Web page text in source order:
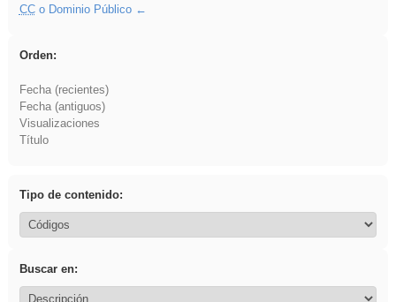
CCo Dominio Público
Orden:
Fecha (recientes)
Fecha (antiguos)
Visualizaciones
Título
Tipo de contenido:
Buscar en: